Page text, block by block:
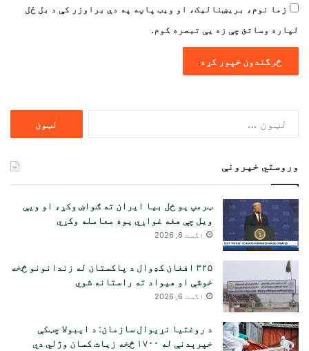
زما نوم، بریښنالیک، او ویب پاڼه په دې براوزر کې د بل ځل
لپاره وساتئ چې زه یې تبصره کوم.
وروستي خپرونې
ټرمپ یو ځل بیا ایران ته ګواښ وکړ، او ویې
ویل چې هغه غواړي یوه معامله وکړي
اگست 6, 2026
۳۲۵ افغان کډوال د پاکستان له زندانونو څخه
خوشې او هیواد ته راستانه شوي
اگست 6, 2026
د روغتیا نړیوال سازمان: د ایبولا چټکې
خپرېدنې له ۱۷۰۰ څخه زیات کسان وژلي دي